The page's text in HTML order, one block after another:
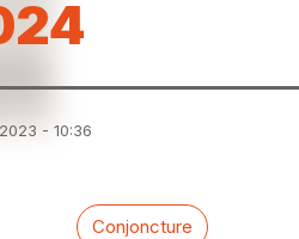
- 10:36
Conjoncture